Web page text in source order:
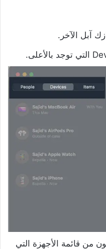
من قائمة الأجهزة التي